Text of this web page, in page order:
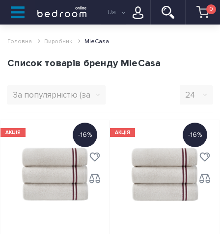
Ua 0
Головна Виробник MieCasa
Список товарів бренду MieCasa
АКЦІЯ -16% АКЦІЯ -16%